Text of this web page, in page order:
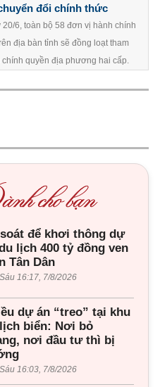
đổi chính thức
20/6, toàn bộ 58 đơn vị hành chính
địa bàn tỉnh sẽ đồng loạt tham
quyền địa phương hai cấp.
để khơi thông dự
lịch 400 tỷ đồng ven
Tân Dân
16:17, 7/8/2026
dự án “treo” tại khu
biển: Nơi bỏ
nơi đầu tư thì bị
16:03, 7/8/2026